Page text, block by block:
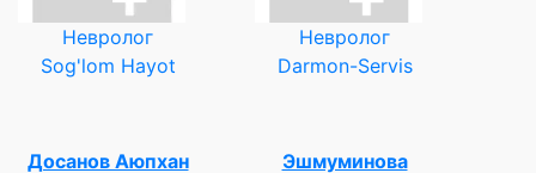
Невролог
Sog'lom Hayot
Невролог
Darmon-Servis
Досанов Аюпхан
Эшмуминова